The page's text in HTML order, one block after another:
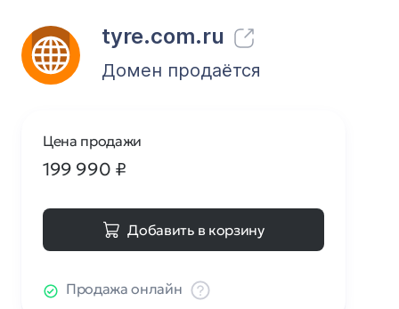
tyre.com.ru
Домен продаётся
Цена продажи
199 990 ₽
Добавить в корзину
Продажа онлайн